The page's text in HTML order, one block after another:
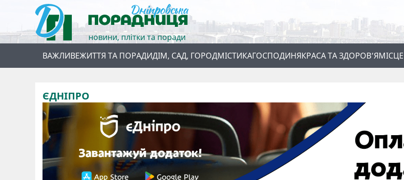
новини, плітки та поради
ВАЖЛИВЕЖИТТЯ ТА ПОРАДИДІМ, САД, ГОРОДМІСТИКАГОСПОДИНЯКРАСА ТА ЗДОРОВ’Я
ЄДНІПРО